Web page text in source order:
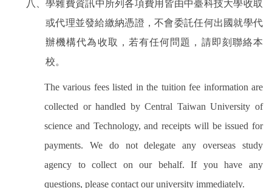
八、學雜費資訊中所列各項費用皆由中臺科技大學收取
或代理並發給繳納憑證，不會委託任何出國就學代
辦機構代為收取，若有任何問題，請即刻聯絡本
校。
The various fees listed in the tuition fee information are
collected or handled by Central Taiwan University of
science and Technology, and receipts will be issued for
payments. We do not delegate any overseas study
agency to collect on our behalf. If you have any
questions, please contact our university immediately.